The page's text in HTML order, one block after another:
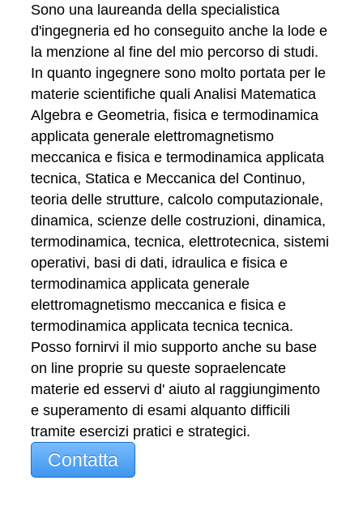
Sono una laureanda della specialistica
d'ingegneria ed ho conseguito anche la lode e
la menzione al fine del mio percorso di studi.
In quanto ingegnere sono molto portata per le
materie scientifiche quali Analisi Matematica
Algebra e Geometria, fisica e termodinamica
applicata generale elettromagnetismo
meccanica e fisica e termodinamica applicata
tecnica, Statica e Meccanica del Continuo,
teoria delle strutture, calcolo computazionale,
dinamica, scienze delle costruzioni, dinamica,
termodinamica, tecnica, elettrotecnica, sistemi
operativi, basi di dati, idraulica e fisica e
termodinamica applicata generale
elettromagnetismo meccanica e fisica e
termodinamica applicata tecnica tecnica.
Posso fornirvi il mio supporto anche su base
on line proprie su queste sopraelencate
materie ed esservi d' aiuto al raggiungimento
e superamento di esami alquanto difficili
tramite esercizi pratici e strategici.
Contatta